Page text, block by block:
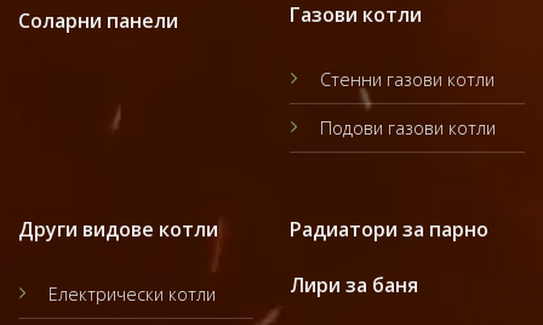
Соларни панели Газови котли
Стенни газови котли
Подови газови котли
Други видове котли
Електрически котли
Радиатори за парно
Лири за баня